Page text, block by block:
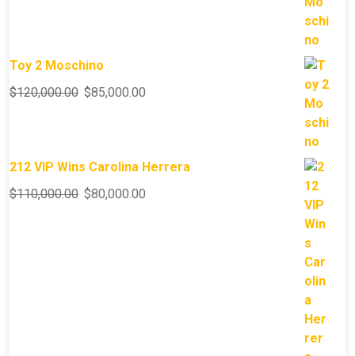
Toy 2 Moschino
$120,000.00 $85,000.00
212 VIP Wins Carolina Herrera
$110,000.00 $80,000.00